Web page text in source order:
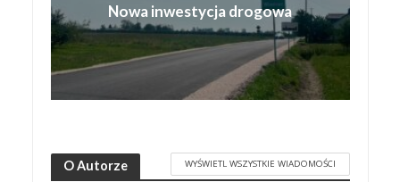
Nowa inwestycja drogowa
O Autorze WYŚWIETL WSZYSTKIE WIADOMOŚCI